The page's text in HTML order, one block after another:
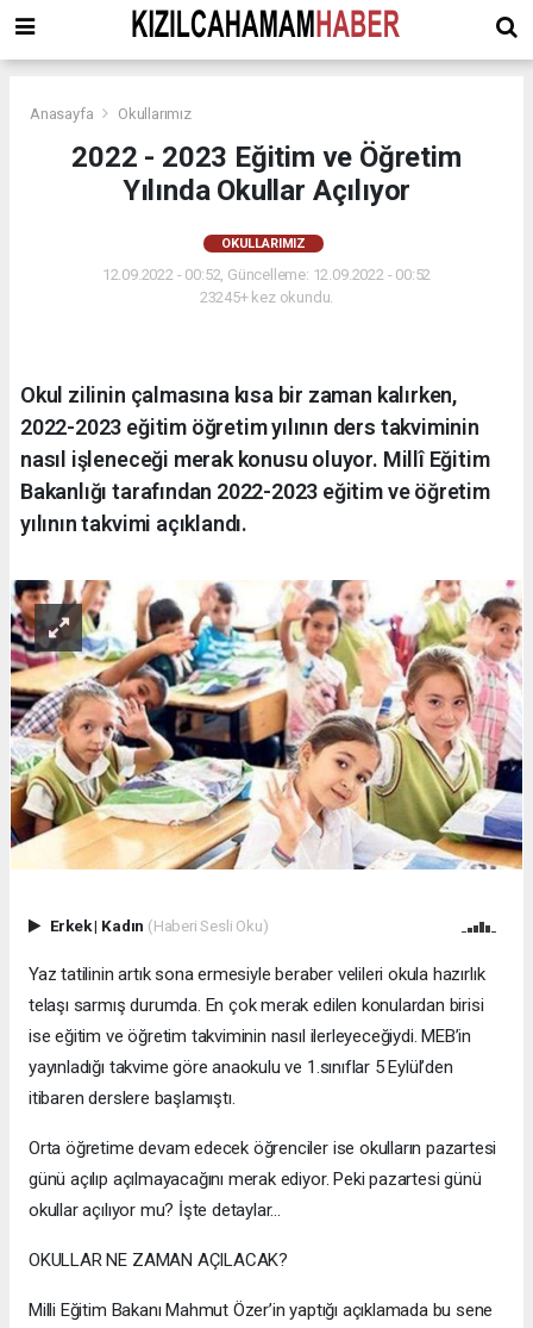
Anasayfa Okullarımız
2022 - 2023 Eğitim ve Öğretim
Yılında Okullar Açılıyor
OKULLARIMIZ
12.09.2022 - 00:52, Güncelleme: 12.09.2022 - 00:52
23245+ kez okundu.
Okul zilinin çalmasına kısa bir zaman kalırken,
2022-2023 eğitim öğretim yılının ders takviminin
nasıl işleneceği merak konusu oluyor. Millî Eğitim
Bakanlığı tarafından 2022-2023 eğitim ve öğretim
yılının takvimi açıklandı.
Erkek| Kadın (Haberi Sesli Oku)
Yaz tatilinin artık sona ermesiyle beraber velileri okula hazırlık
telaşı sarmış durumda. En çok merak edilen konulardan birisi
ise eğitim ve öğretim takviminin nasıl ilerleyeceğiydi. MEB’in
yayınladığı takvime göre anaokulu ve 1.sınıflar 5 Eylül’den
itibaren derslere başlamıştı.
Orta öğretime devam edecek öğrenciler ise okulların pazartesi
günü açılıp açılmayacağını merak ediyor. Peki pazartesi günü
okullar açılıyor mu? İşte detaylar…
OKULLAR NE ZAMAN AÇILACAK?
Milli Eğitim Bakanı Mahmut Özer’in yaptığı açıklamada bu sene